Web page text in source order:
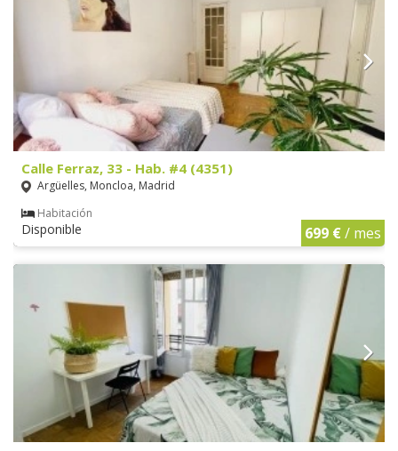
Calle Ferraz, 33 - Hab. #4 (4351)
Argüelles, Moncloa, Madrid
Habitación
Disponible 699 €/ mes